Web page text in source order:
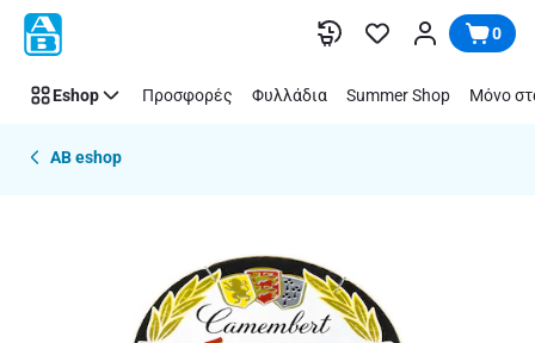
Παράλειψη 0
Eshop Προσφορές Φυλλάδια Summer Shop Μόνο
AB eshop